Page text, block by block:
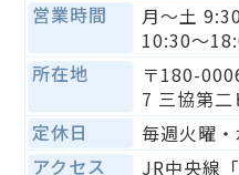
営業時間
月〜土
10:30〜
所在地
〒180-
7 三協第二
定休日
毎週火曜
アクセス
JR中央線